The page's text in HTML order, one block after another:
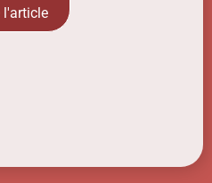
l'article